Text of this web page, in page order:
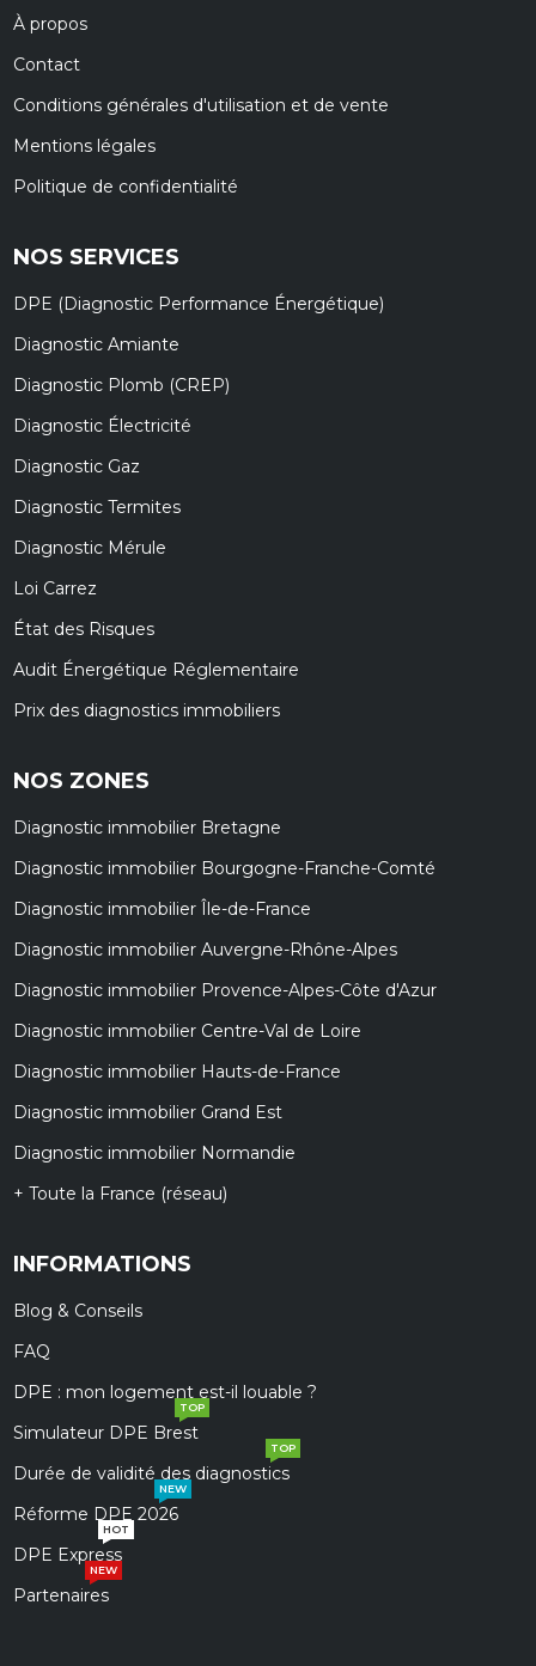
À propos
Contact
Conditions générales d'utilisation et de vente
Mentions légales
Politique de confidentialité
NOS SERVICES
DPE (Diagnostic Performance Énergétique)
Diagnostic Amiante
Diagnostic Plomb (CREP)
Diagnostic Électricité
Diagnostic Gaz
Diagnostic Termites
Diagnostic Mérule
Loi Carrez
État des Risques
Audit Énergétique Réglementaire
Prix des diagnostics immobiliers
NOS ZONES
Diagnostic immobilier Bretagne
Diagnostic immobilier Bourgogne-Franche-Comté
Diagnostic immobilier Île-de-France
Diagnostic immobilier Auvergne-Rhône-Alpes
Diagnostic immobilier Provence-Alpes-Côte d'Azur
Diagnostic immobilier Centre-Val de Loire
Diagnostic immobilier Hauts-de-France
Diagnostic immobilier Grand Est
Diagnostic immobilier Normandie
+ Toute la France (réseau)
INFORMATIONS
Blog & Conseils
FAQ
DPE : mon logement est-il louable ?
Simulateur DPE Brest
TOP
Durée de validité des diagnostics
TOP
Réforme DPE 2026
NEW
DPE Express
HOT
Partenaires
NEW